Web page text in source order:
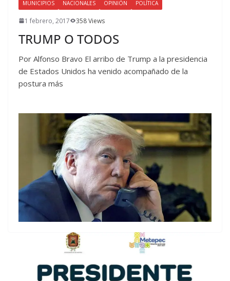
MUNICIPIOS NACIONALES OPINIÓN POLÍTICA
1 febrero, 2017 358 Views
TRUMP O TODOS
Por Alfonso Bravo El arribo de Trump a la presidencia
de Estados Unidos ha venido acompañado de la
postura más